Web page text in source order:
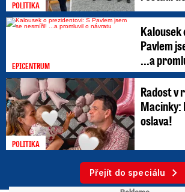
POLITIKA
EPICENTRUM
Pavlem
...a
POLITIKA
Radost v
Macinky:
oslava!
Přejít do speciálu